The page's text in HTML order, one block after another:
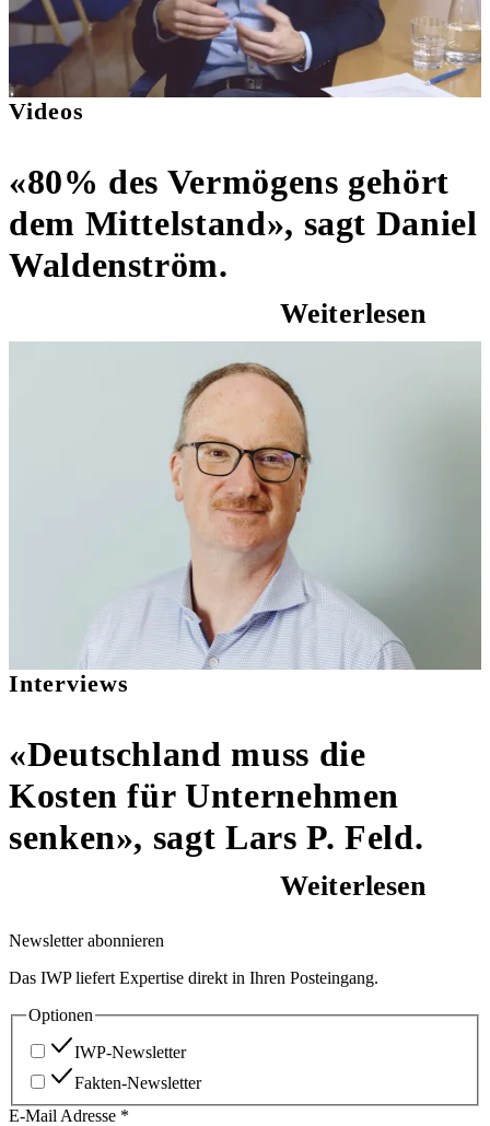
Videos
«80% des Vermögens gehört
dem Mittelstand», sagt Daniel
Waldenström.
Weiterlesen
Interviews
«Deutschland muss die
Kosten für Unternehmen
senken», sagt Lars P. Feld.
Weiterlesen
Newsletter abonnieren
Das IWP liefert Expertise direkt in Ihren Posteingang.
Optionen
IWP-Newsletter
Fakten-Newsletter
E-Mail Adresse *